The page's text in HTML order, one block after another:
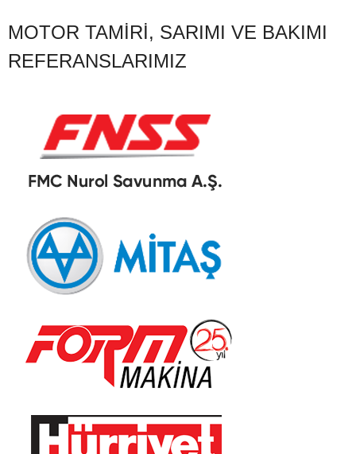
MOTOR TAMIRI, SARIMI VE BAKIMI
REFERANSLARIMIZ